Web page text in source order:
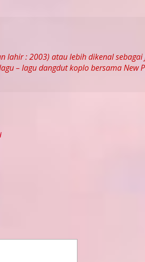
lahir : 2003) atau lebih dikenal
– lagu dangdut koplo bersama New